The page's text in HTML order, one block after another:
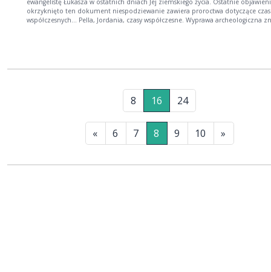
ewangelistę Łukasza w ostatnich dniach Jej ziemskiego życia. Ostatnie objawienie
okrzyknięto ten dokument niespodziewanie zawiera proroctwa dotyczące czasów
współczesnych... Pella, Jordania, czasy współczesne. Wyprawa archeologiczna
8 16 24
« 6 7 8 9 10 »